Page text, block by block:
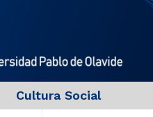
Cultura Social